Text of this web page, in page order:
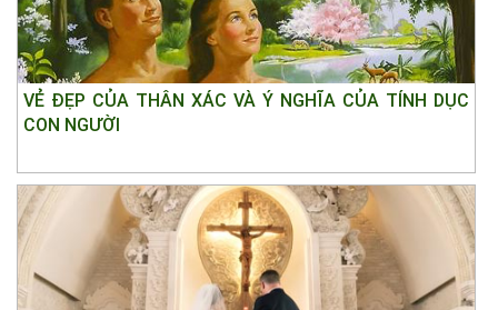
VẺ ĐẸP CỦA THÂN XÁC VÀ Ý NGHĨA CỦA TÍNH DỤC
CON NGƯỜI